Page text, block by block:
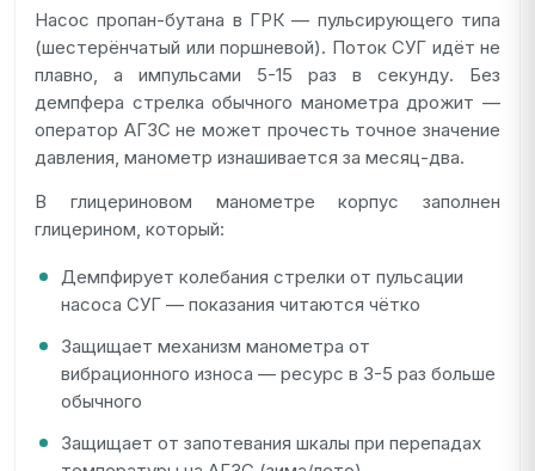
Насос пропан-бутана в ГРК — пульсирующего типа
(шестерёнчатый или поршневой). Поток СУГ идёт не
плавно, а импульсами 5-15 раз в секунду. Без
демпфера стрелка обычного манометра дрожит —
оператор АГЗС не может прочесть точное значение
давления, манометр изнашивается за месяц-два.
В глицериновом манометре корпус заполнен
глицерином, который:
Демпфирует колебания стрелки от пульсации
насоса СУГ — показания читаются чётко
Защищает механизм манометра от
вибрационного износа — ресурс в 3-5 раз больше
обычного
Защищает от запотевания шкалы при перепадах